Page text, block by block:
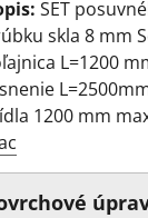
SET
skla 8 mm
L=1200
1200 mm